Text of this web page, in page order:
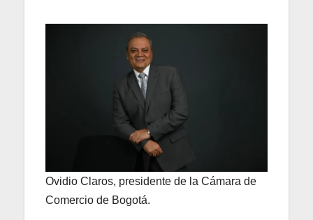
Ovidio Claros, presidente de la Cámara de
Comercio de Bogotá.